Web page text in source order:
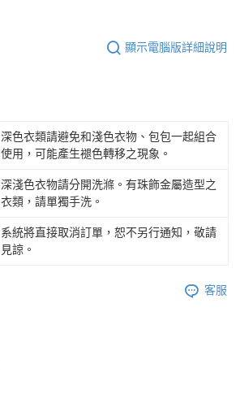
顯示電腦版詳細說明
深色衣類請避免和淺色衣物、包包一起組合
使用，可能產生褪色轉移之現象。
深淺色衣物請分開洗滌。有珠飾金屬造型之
衣類，請單獨手洗。
系統將直接取消訂單，恕不另行通知，敬請
見諒。
客服